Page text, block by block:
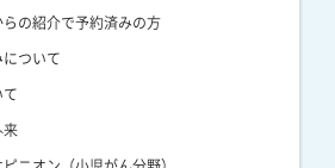
らの紹介で予約済みの方
ついて
来